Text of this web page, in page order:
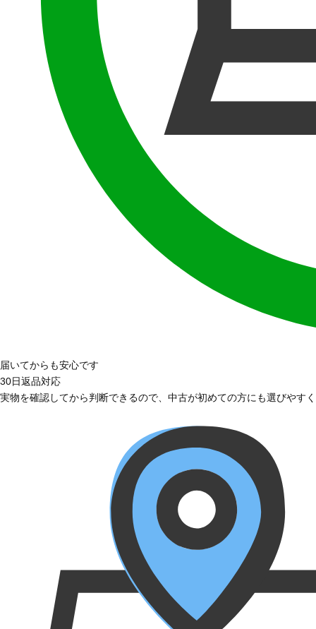
届いてからも安心です
30日返品対応
実物を確認してから判断できるので、中古が初めての方にも選びやす